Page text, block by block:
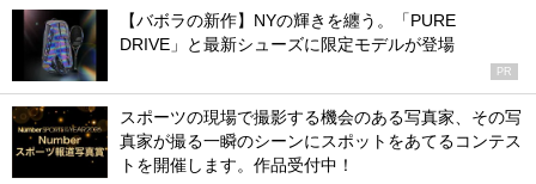
【バボラの新作】NYの輝きを纏う。「PURE
DRIVE」と最新シューズに限定モデルが登場
PR
スポーツの現場で撮影する機会のある写真家、その写
真家が撮る一瞬のシーンにスポットをあてるコンテス
トを開催します。作品受付中！